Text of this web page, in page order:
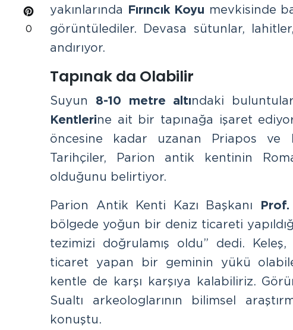
0
yakınlarında Fırıncık Koyu mevkisinde
görüntülediler. Devasa sütunlar,
andırıyor.
Tapınak da Olabilir
Suyun 8-10 metre altındaki
Kentlerine ait bir tapınağa işaret
öncesine kadar uzanan Priapos ve
Tarihçiler, Parion antik kentinin
olduğunu belirtiyor.
Parion Antik Kenti Kazı Başkanı
bölgede yoğun bir deniz ticareti
tezimizi doğrulamış oldu” dedi.
ticaret yapan bir geminin yükü
kentle de karşı karşıya kalabiliriz.
Sualtı arkeologlarının bilimsel
konuştu.